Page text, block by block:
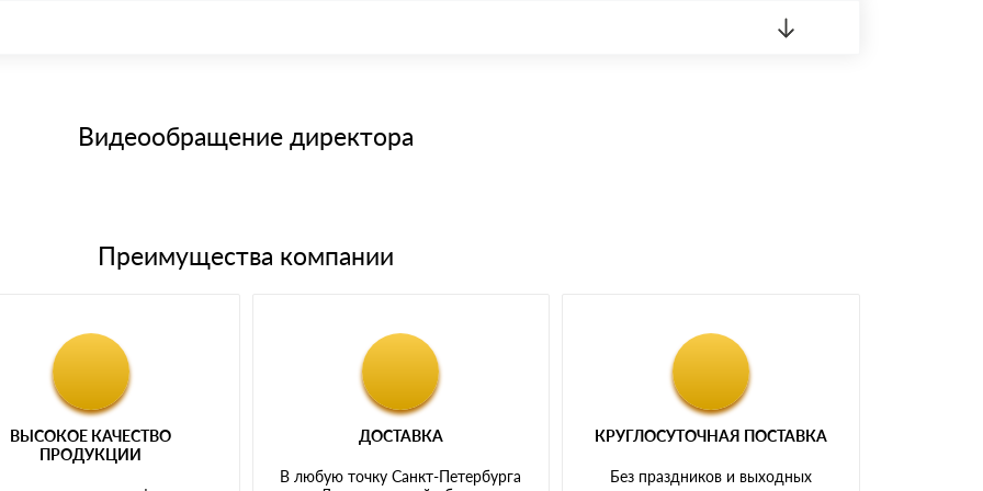
банковским картам
материала после проверки качества и количества заказанного материала.
Видеообращение директора
Преимущества компании
ВЫСОКОЕ КАЧЕСТВО
ПРОДУКЦИИ
ДОСТАВКА
В любую точку Санкт-Петербурга
КРУГЛОСУТОЧНАЯ ПОСТАВКА
Без праздников и выходных